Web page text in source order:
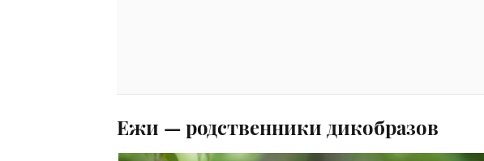
Ежи — родственники дикобразов